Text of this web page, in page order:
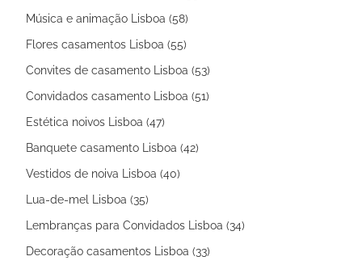
Música e animação Lisboa (58)
Flores casamentos Lisboa (55)
Convites de casamento Lisboa (53)
Convidados casamento Lisboa (51)
Estética noivos Lisboa (47)
Banquete casamento Lisboa (42)
Vestidos de noiva Lisboa (40)
Lua-de-mel Lisboa (35)
Lembranças para Convidados Lisboa (34)
Decoração casamentos Lisboa (33)